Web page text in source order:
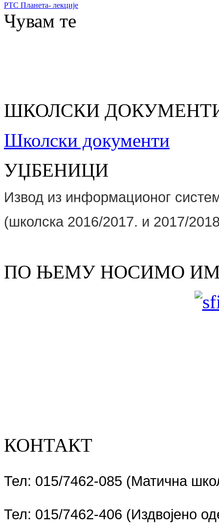
РТС Планета- лекције
Чувам те
ШКОЛСКИ
Школски документи
УЏБЕНИЦИ
Извод из информационог
(школскa 2016/2017. и 2017/
ПО ЊЕМУ НОСИМО
КОНТАКТ
Тел: 015/7462-085 (Матична
Тел: 015/7462-406 (Издвојено